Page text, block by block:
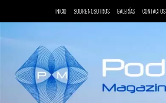
INICIO SOBRE NOSOTROS GALERÍAS CONTACTOS